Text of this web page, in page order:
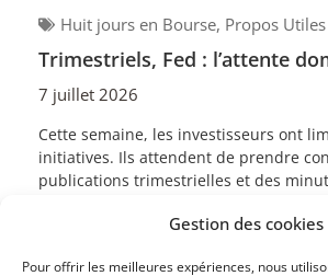
Gestion des cookies
Pour offrir les meilleures expériences, nous
Huit jours en Bourse, Propos Utiles
Trimestriels, Fed : l’attente
7 juillet 2026
Cette semaine, les investisseurs ont
initiatives. Ils attendent de prendre
publications trimestrielles et des